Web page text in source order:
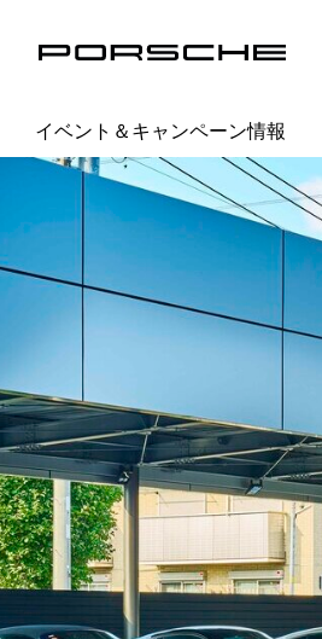
イベント＆キャンペーン情報